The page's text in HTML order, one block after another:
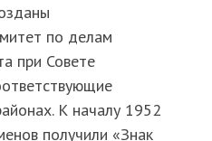
по делам
при Совете
К началу 1952
получили «Знак